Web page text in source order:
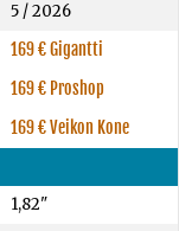
5 / 2026
169 € Gigantti
169 € Proshop
169 € Veikon Kone
1,82"